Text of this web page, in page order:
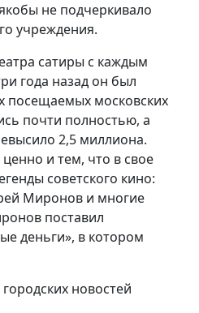
не подчеркивало
учреждения.
сатиры с каждым
года назад он был
посещаемых московских
почти полностью, а
2,5 миллиона.
и тем, что в свое
советского кино:
Миронов и многие
поставил
деньги», в котором
новостей